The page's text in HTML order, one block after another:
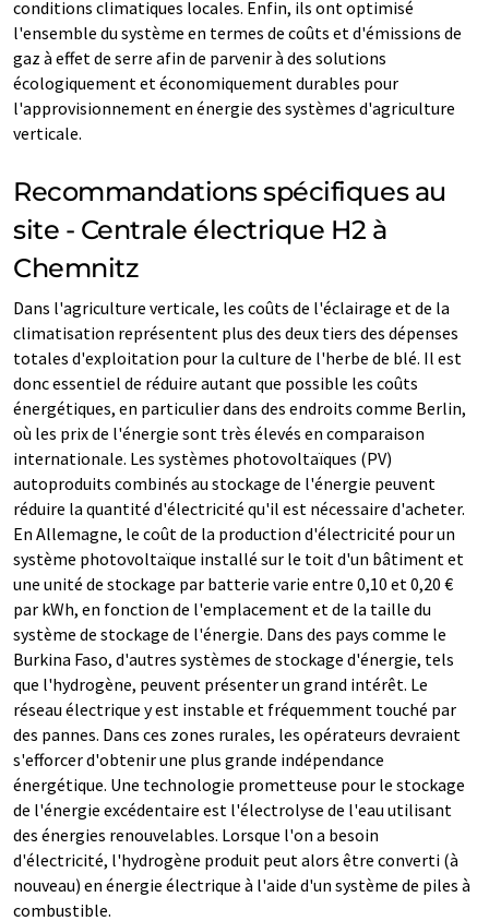
conditions climatiques locales. Enfin, ils ont optimisé
l'ensemble du système en termes de coûts et d'émissions de
gaz à effet de serre afin de parvenir à des solutions
écologiquement et économiquement durables pour
l'approvisionnement en énergie des systèmes d'agriculture
verticale.
Recommandations spécifiques au
site - Centrale électrique H2 à
Chemnitz
Dans l'agriculture verticale, les coûts de l'éclairage et de la
climatisation représentent plus des deux tiers des dépenses
totales d'exploitation pour la culture de l'herbe de blé. Il est
donc essentiel de réduire autant que possible les coûts
énergétiques, en particulier dans des endroits comme Berlin,
où les prix de l'énergie sont très élevés en comparaison
internationale. Les systèmes photovoltaïques (PV)
autoproduits combinés au stockage de l'énergie peuvent
réduire la quantité d'électricité qu'il est nécessaire d'acheter.
En Allemagne, le coût de la production d'électricité pour un
système photovoltaïque installé sur le toit d'un bâtiment et
une unité de stockage par batterie varie entre 0,10 et 0,20 €
par kWh, en fonction de l'emplacement et de la taille du
système de stockage de l'énergie. Dans des pays comme le
Burkina Faso, d'autres systèmes de stockage d'énergie, tels
que l'hydrogène, peuvent présenter un grand intérêt. Le
réseau électrique y est instable et fréquemment touché par
des pannes. Dans ces zones rurales, les opérateurs devraient
s'efforcer d'obtenir une plus grande indépendance
énergétique. Une technologie prometteuse pour le stockage
de l'énergie excédentaire est l'électrolyse de l'eau utilisant
des énergies renouvelables. Lorsque l'on a besoin
d'électricité, l'hydrogène produit peut alors être converti (à
nouveau) en énergie électrique à l'aide d'un système de piles à
combustible.